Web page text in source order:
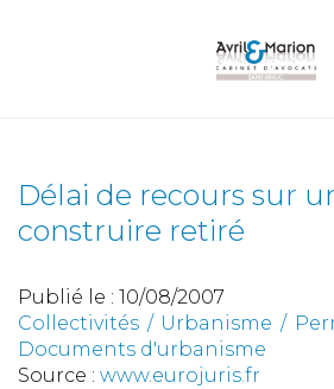
Délai de recours sur
construire retiré
Publié le : 10/08/2007
Collectivités / Urbanisme /
Documents d'urbanisme
Source : www.eurojuris.fr